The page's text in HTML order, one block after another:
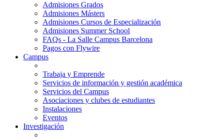
Admisiones Grados
Admisiones Másters
Admisiones Cursos de Especialización
Admisiones Summer School
FAQs - La Salle Campus Barcelona
Pagos con Flywire
Campus
Trabaja y Emprende
Servicios de información y gestión académica
Servicios del Campus
Asociaciones y clubes de estudiantes
Instalaciones
Eventos
Investigación